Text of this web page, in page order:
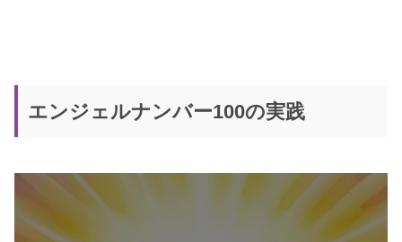
エンジェルナンバー100の実践